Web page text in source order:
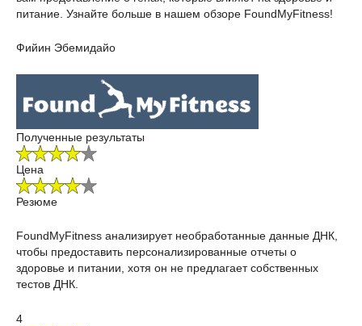
питание. Узнайте больше в нашем обзоре FoundMyFitness!
Фийин Эбемидайо
Полученные результаты
Цена
Резюме
FoundMyFitness анализирует необработанные данные ДНК,
чтобы предоставить персонализированные отчеты о
здоровье и питании, хотя он не предлагает собственных
тестов ДНК.
4